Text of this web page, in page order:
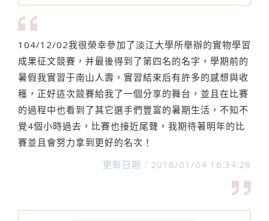
104/12/02我很榮幸參加了淡江大學所舉辦的實物學習
成果征文競賽，并最後得到了第四名的名字，學期前的
暑假我實習于南山人壽，實習結束后有許多的感想與收
穫，正好這次競賽給我了一個分享的舞台，並且在比賽
的過程中也看到了其它選手們豐富的暑期生活，不知不
覺4個小時過去，比賽也接近尾聲，我期待著明年的比
賽並且會努力拿到更好的名次！
更新日期：2016/01/04 16:34:28